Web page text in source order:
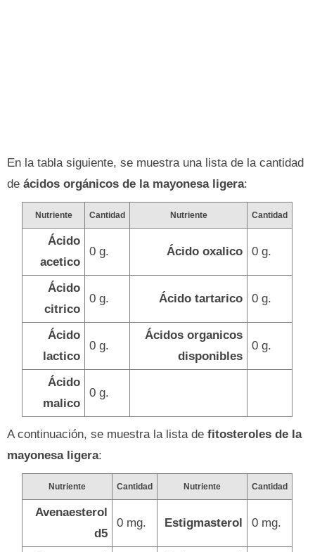
En la tabla siguiente, se muestra una lista de la cantidad
de ácidos orgánicos de la mayonesa ligera:
Nutriente Cantidad Nutriente Cantidad
Ácido
acetico
0 g. Ácido oxalico 0 g.
Ácido
citrico
0 g. Ácido tartarico 0 g.
Ácido
lactico
0 g.
Ácidos organicos
disponibles
0 g.
Ácido
malico
0 g.
A continuación, se muestra la lista de fitosteroles de la
mayonesa ligera:
Nutriente Cantidad Nutriente Cantidad
Avenaesterol
d5
0 mg. Estigmasterol 0 mg.